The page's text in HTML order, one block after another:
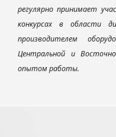
регулярно принимает
конкурсах в области
производителем
Центральной и
опытом работы.